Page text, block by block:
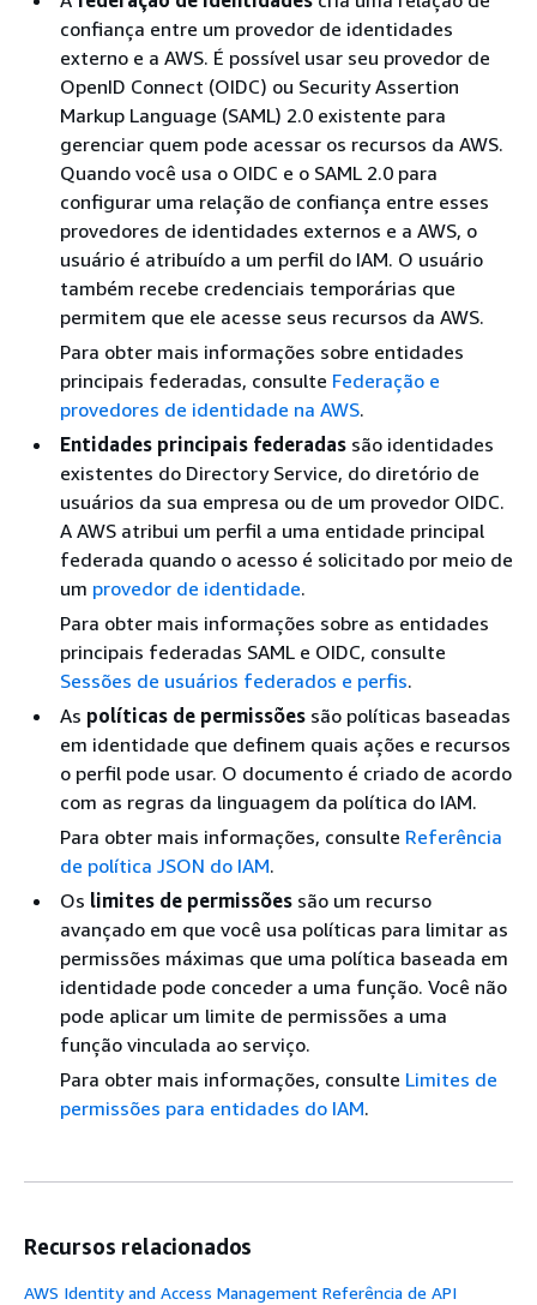
confiança entre um provedor de identidades
externo e a AWS. É possível usar seu provedor de
OpenID Connect (OIDC) ou Security Assertion
Markup Language (SAML) 2.0 existente para
gerenciar quem pode acessar os recursos da AWS.
Quando você usa o OIDC e o SAML 2.0 para
configurar uma relação de confiança entre esses
provedores de identidades externos e a AWS, o
usuário é atribuído a um perfil do IAM. O usuário
também recebe credenciais temporárias que
permitem que ele acesse seus recursos da AWS.
Para obter mais informações sobre entidades
principais federadas, consulte Federação e
provedores de identidade na AWS.
Entidades principais federadas são identidades
existentes do Directory Service, do diretório de
usuários da sua empresa ou de um provedor OIDC.
A AWS atribui um perfil a uma entidade principal
federada quando o acesso é solicitado por meio de
um provedor de identidade.
Para obter mais informações sobre as entidades
principais federadas SAML e OIDC, consulte
Sessões de usuários federados e perfis.
As políticas de permissões são políticas baseadas
em identidade que definem quais ações e recursos
o perfil pode usar. O documento é criado de acordo
com as regras da linguagem da política do IAM.
Para obter mais informações, consulte Referência
de política JSON do IAM.
Os limites de permissões são um recurso
avançado em que você usa políticas para limitar as
permissões máximas que uma política baseada em
identidade pode conceder a uma função. Você não
pode aplicar um limite de permissões a uma
função vinculada ao serviço.
Para obter mais informações, consulte Limites de
permissões para entidades do IAM.
Recursos relacionados
AWS Identity and Access Management Referência de API